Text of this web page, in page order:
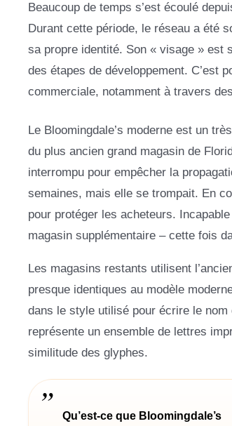
Beaucoup de temps s’est écoulé
Durant cette période, le réseau a été
sa propre identité. Son « visage » est
des étapes de développement. C’est
commerciale, notamment à travers
Le Bloomingdale’s moderne est un
du plus ancien grand magasin de
interrompu pour empêcher la
semaines, mais elle se trompait. En
pour protéger les acheteurs.
magasin supplémentaire – cette fois
Les magasins restants utilisent
presque identiques au modèle
dans le style utilisé pour écrire le
représente un ensemble de lettres
similitude des glyphes.
Qu’est-ce que Bloomingdale’s